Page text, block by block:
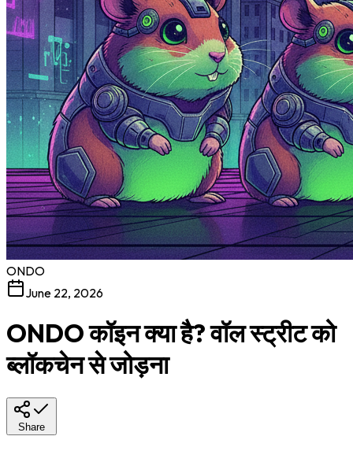
ONDO
June 22, 2026
ONDO कॉइन क्या है? वॉल स्ट्रीट को
ब्लॉकचेन से जोड़ना
Share